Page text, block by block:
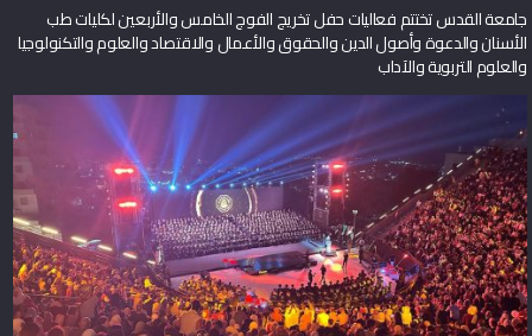
جامعة القدس تختتم فعاليات حفل تخريج الفوج الخامس والأربعين لكليات طب
الأسنان والدعوة وأصول الدين والحقوق والأعمال والاقتصاد والعلوم والتكنولوجيا
والعلوم التربوية والآداب